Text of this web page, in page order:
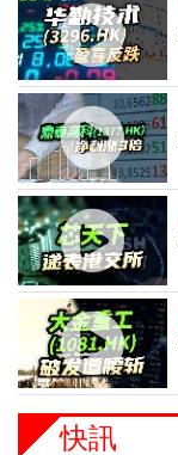
快訊